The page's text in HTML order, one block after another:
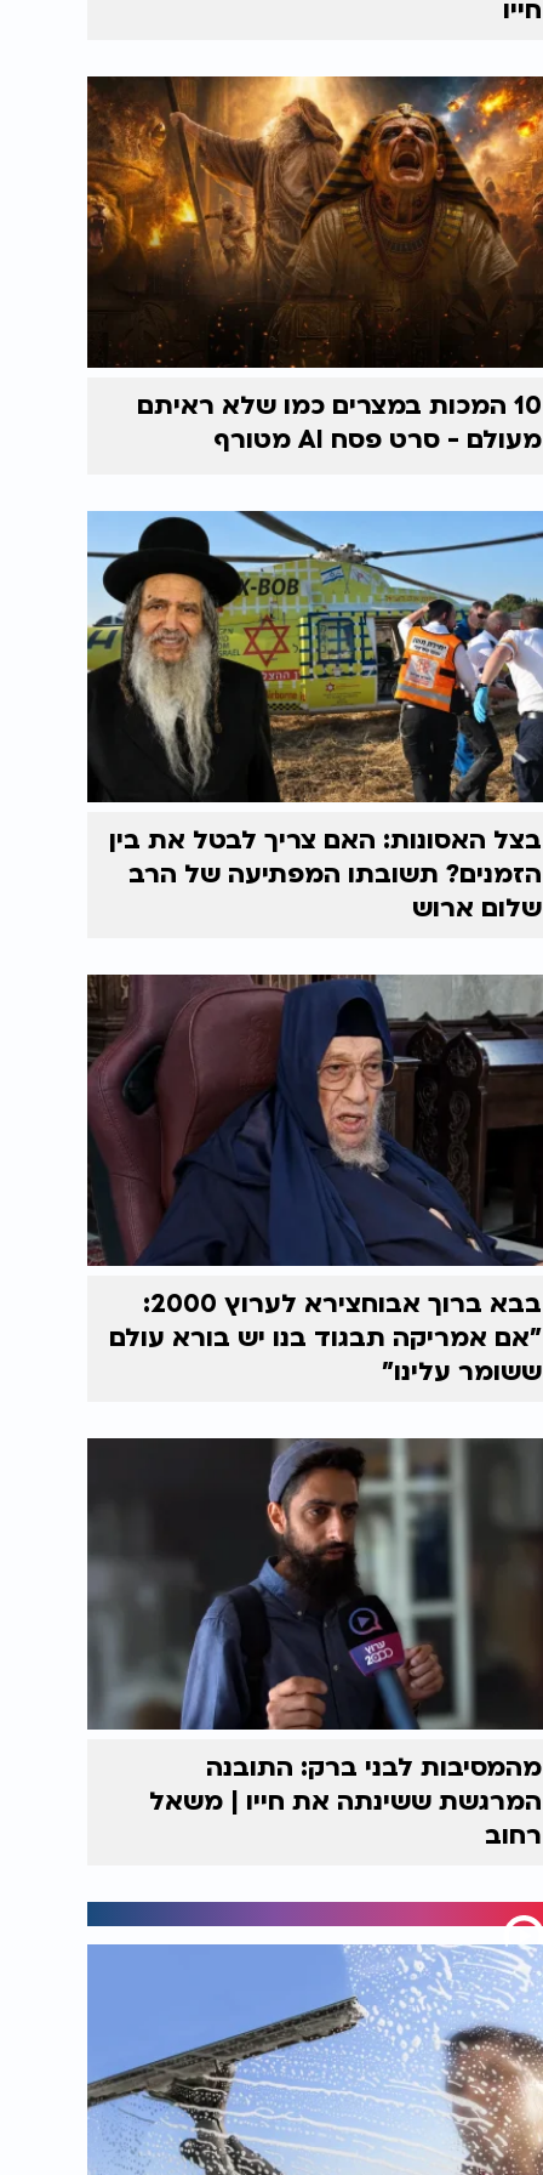
חייו
10 המכות במצרים כמו שלא ראיתם
מעולם - סרט פסח AI מטורף
בצל האסונות: האם צריך לבטל את בין
הזמנים? תשובתו המפתיעה של הרב
שלום ארוש
בבא ברוך אבוחצירא לערוץ 2000:
"אם אמריקה תבגוד בנו יש בורא עולם
ששומר עלינו"
מהמסיבות לבני ברק: התובנה
המרגשת ששינתה את חייו | משאל
רחוב